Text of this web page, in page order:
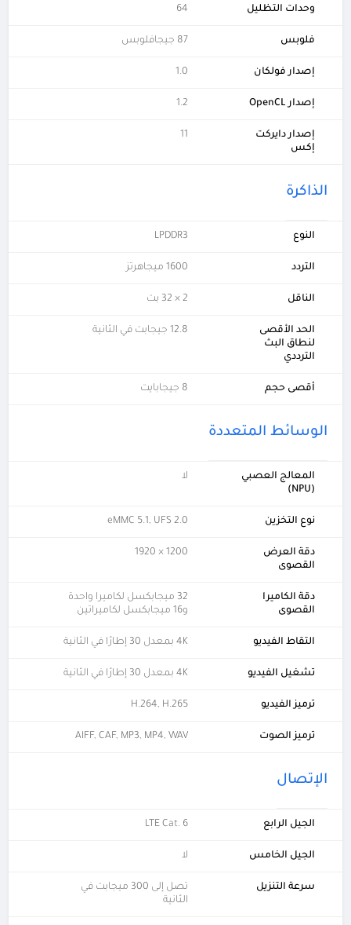
وحدات التظليل 64
فلوبس 87 جيجافلوبس
إصدار فولكان 1.0
إصدار OpenCL 1.2
إصدار دايركت
إكس
11
الذاكرة
النوع LPDDR3
التردد 1600 ميجاهرتز
الناقل 2 × 32 بت
الحد الأقصى
لنطاق البث
الترددي
12.8 جيجابت في الثانية
أقصى حجم 8 جيجابايت
الوسائط المتعددة
المعالج العصبي
(NPU)
لا
نوع التخزين eMMC 5.1, UFS 2.0
دقة العرض
القصوى
1200 × 1920
دقة الكاميرا
القصوى
32 ميجابكسل لكاميرا واحدة
و16 ميجابكسل لكاميراتين
التقاط الفيديو 4K بمعدل 30 إطارًا في الثانية
تشغيل الفيديو 4K بمعدل 30 إطارًا في الثانية
ترميز الفيديو H.264, H.265
ترميز الصوت AIFF, CAF, MP3, MP4, WAV
الإتصال
الجيل الرابع LTE Cat. 6
الجيل الخامس لا
سرعة التنزيل
تصل إلى 300 ميجابت في
الثانية